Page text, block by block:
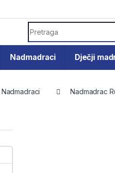
Search for:
Nadmadraci Dječji
Nadmadraci Nadmadrac